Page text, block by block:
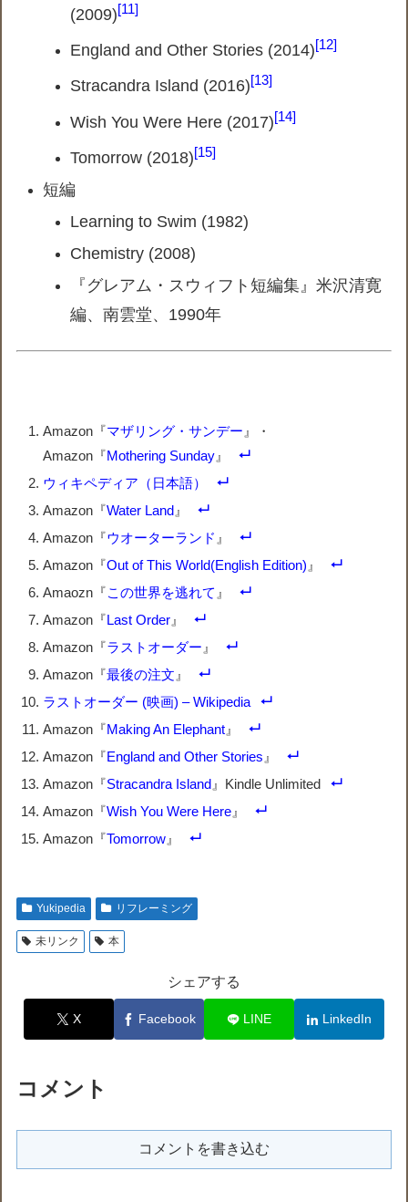
(2009) 11
England and Other Stories (2014) 12
Stracandra Island (2016) 13
Wish You Were Here (2017) 14
Tomorrow (2018) 15
短編
Learning to Swim (1982)
Chemistry (2008)
『グレアム・スウィフト短編集』米沢清寛
編、南雲堂、1990年
Amazon『マザリング・サンデー 』・
Amazon『Mothering Sunday 』
ウィキペディア（日本語）
Amazon『Water Land 』
Amazon『ウオーターランド 』
Amazon『Out of This World(English Edition) 』
Amaozn『この世界を逃れて 』
Amazon『Last Order 』
Amazon『ラストオーダー 』
Amazon『最後の注文 』
ラストオーダー (映画) – Wikipedia
Amazon『Making An Elephant 』
Amazon『England and Other Stories 』
Amazon『Stracandra Island 』Kindle Unlimited
Amazon『Wish You Were Here 』
Amazon『Tomorrow 』
Yukipedia リフレーミング
未リンク 本
シェアする
X Facebook LINE LinkedIn
コメント
コメントを書き込む